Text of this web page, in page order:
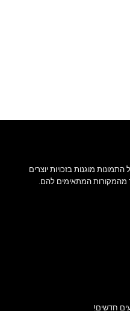
מוגנות בזכויות יוצרים
מהמקורות המתאימים להם.
חדשים!